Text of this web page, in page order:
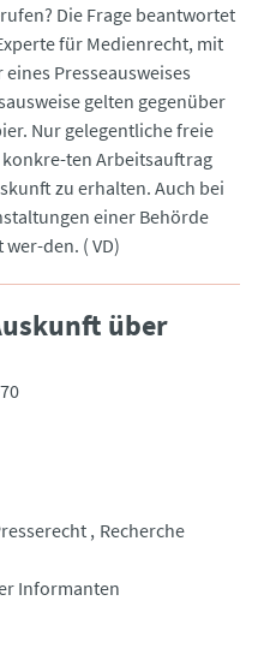
Die Frage beantwortet
für Medienrecht, mit
Presseausweises
gelten gegenüber
Nur gelegentliche freie
ten Arbeitsauftrag
zu erhalten. Auch bei
einer Behörde
den. ( VD)
über
Recherche
Informanten